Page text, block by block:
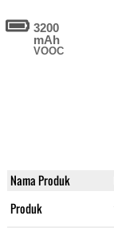
3200
mAh
VOOC
Nama Produk
Produk